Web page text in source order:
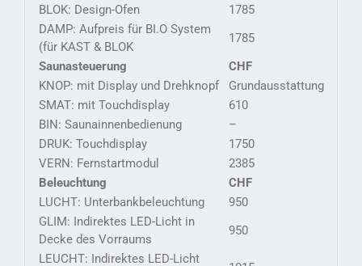
BLOK: Design-Ofen
1785
DAMP: Aufpreis für BI.O System
(für KAST & BLOK
1785
Saunasteuerung
CHF
KNOP: mit Display und Drehknopf
Grundausstattung
SMAT: mit Touchdisplay
610
BIN: Saunainnenbedienung
–
DRUK: Touchdisplay
1750
VERN: Fernstartmodul
2385
Beleuchtung
CHF
LUCHT: Unterbankbeleuchtung
950
GLIM: Indirektes LED-Licht in
Decke des Vorraums
950
LEUCHT: Indirektes LED-Licht